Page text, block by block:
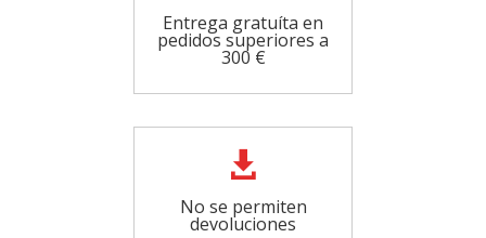
Entrega gratuíta en
pedidos superiores a
300 €

No se permiten
devoluciones